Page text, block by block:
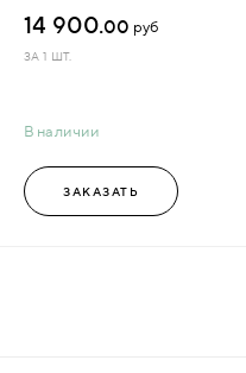
В наличии
14 900.00 руб
ЗА 1 ШТ.
ЗАКАЗАТЬ